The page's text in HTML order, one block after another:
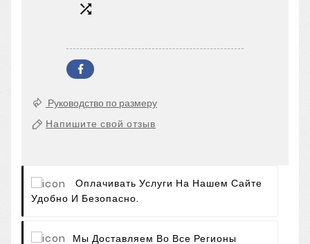

Руководство по размеру
Напишите свой отзыв
Оплачивать Услуги На Нашем Сайте
Удобно И Безопасно.
Мы Доставляем Во Все Регионы